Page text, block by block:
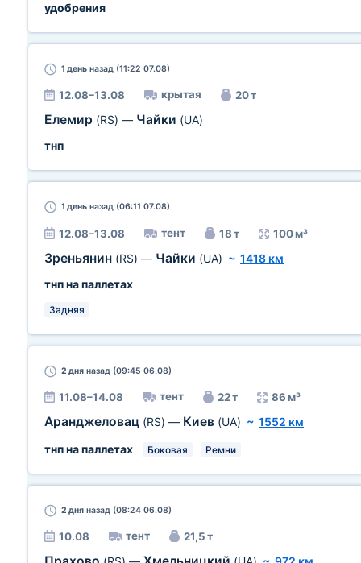
удобрения
1 день назад (11:22 07.08)
12.08–13.08 крытая 20 т
Елемир (RS) — Чайки (UA)
тнп
1 день назад (06:11 07.08)
12.08–13.08 тент 18 т 100 м³
Зреньянин (RS) — Чайки (UA) ~ 1418 км
тнп на паллетах
Задняя
2 дня назад (09:45 06.08)
11.08–14.08 тент 22 т 86 м³
Аранджеловац (RS) — Киев (UA) ~ 1552 км
тнп на паллетах
Боковая Ремни
2 дня назад (08:24 06.08)
10.08 тент 21,5 т